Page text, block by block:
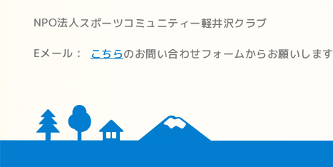
NPO法人スポーツコミュニティー軽井沢クラブ
Eメール： こちらのお問い合わせフォームからお願いします